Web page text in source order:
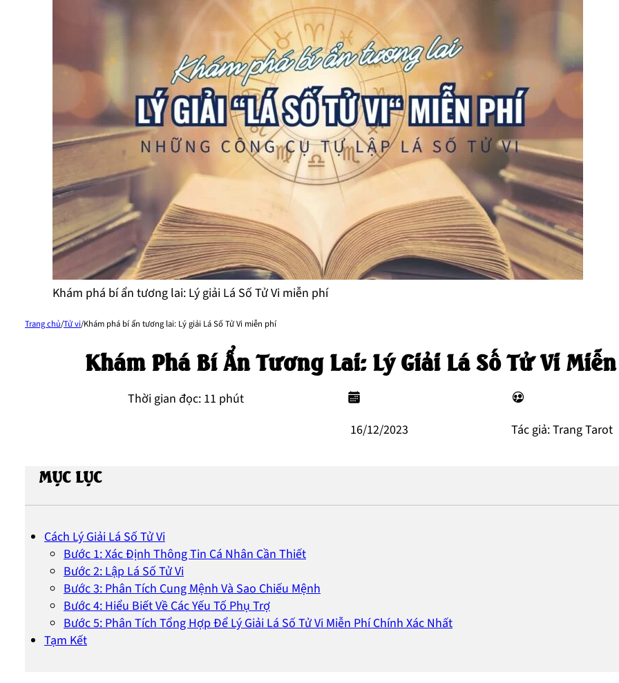
Khám phá bí ẩn tương lai: Lý giải Lá Số Tử Vi miễn phí
Trang chủ/Tử vi/Khám phá bí ẩn tương lai: Lý giải Lá Số Tử Vi miễn phí
Khám Phá Bí Ẩn Tương Lai: Lý Giải Lá Số Tử Vi
Thời gian đọc: 11 phút
16/12/2023
Tác giả: Trang Tarot
MỤC LỤC
Cách Lý Giải Lá Số Tử Vi
Bước 1: Xác Định Thông Tin Cá Nhân Cần Thiết
Bước 2: Lập Lá Số Tử Vi
Bước 3: Phân Tích Cung Mệnh Và Sao Chiếu Mệnh
Bước 4: Hiểu Biết Về Các Yếu Tố Phụ Trợ
Bước 5: Phân Tích Tổng Hợp Để Lý Giải Lá Số Tử Vi Miễn Phí Chính Xác Nhất
Tạm Kết